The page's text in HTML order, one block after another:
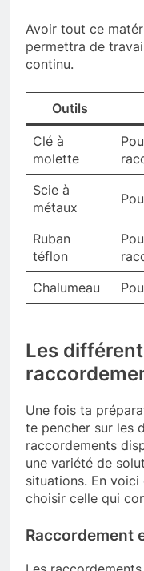
Avoir tout ce
permettra de
continu.
Outils
Clé à
molette
Scie à
métaux
Ruban
téflon
Chalumeau
Les
Une fois ta
te pencher sur les
raccordements
une variété de
situations. En voici
choisir celle qui
Raccordement